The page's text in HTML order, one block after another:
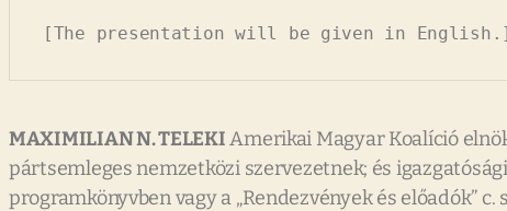
[The presentation will be given in English.]
MAXIMILIAN N. TELEKIAmerikai Magyar Koalíció
pártsemleges nemzetközi szervezetnek; és
programkönyvben vagy a „Rendezvények és előadók”